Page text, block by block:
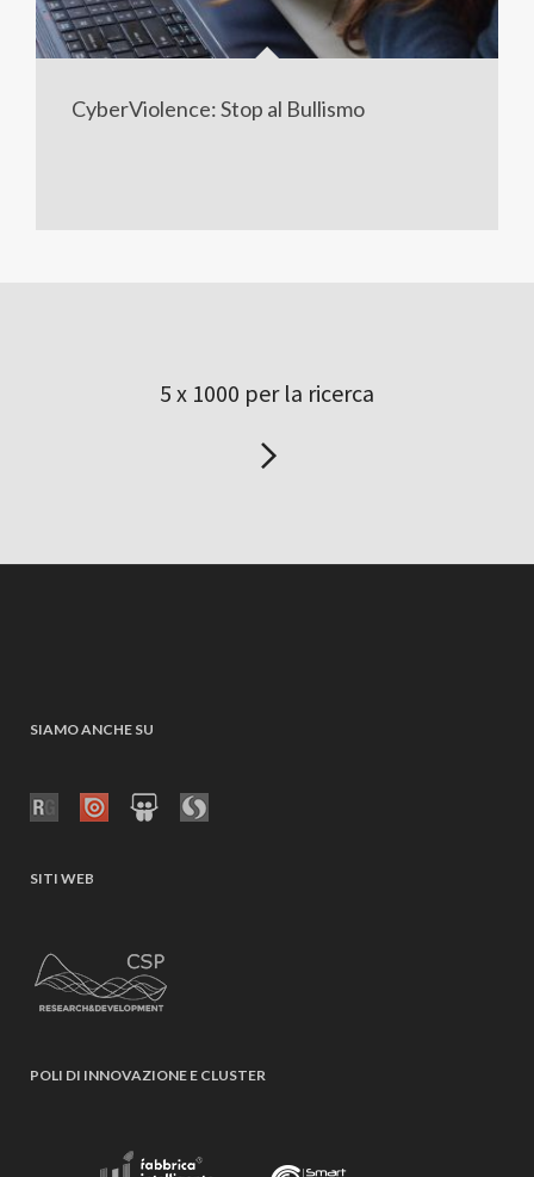
CyberViolence: Stop al Bullismo
5 x 1000 per la ricerca
SIAMO ANCHE SU
SITI WEB
POLI DI INNOVAZIONE E CLUSTER